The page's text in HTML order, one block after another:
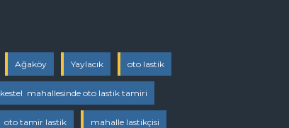
Ağaköy Yaylacık oto lastik
kestel mahallesinde oto lastik tamiri
oto tamir lastik mahalle lastikçisi